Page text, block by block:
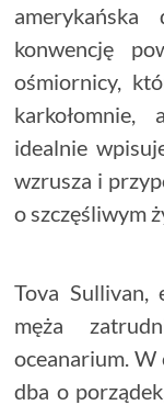
amerykańska
konwencję
ośmiornicy,
idealnie
wzrusza i
o szczęśliwym
Tova Sullivan,
męża
oceanarium.
dba o